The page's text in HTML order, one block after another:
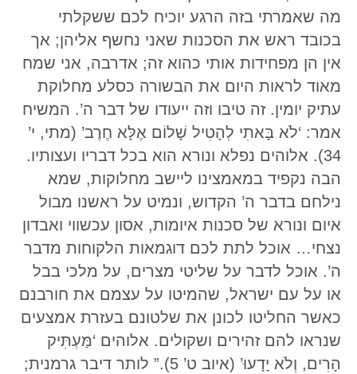
מה שאמרתי בזה הרגע יוכיח לכם ששקלתי
בכובד ראש את הסכנות שאני נחשף אליהן; אך
אין הן מפחידות אותי כהוא זה; אדרבה, אני שמח
מאוד לראות היום את הבשורה כסלע מחלוקת
עתיק יומין. זה טיבו וזה ייעודו של דבר ה’. המשיח
אמר: ‘לֹא בָּאתִי לְהָטִיל שָׁלוֹם אֶלָּא חֶרֶב’ (מתי, י’
34). אלוהים נפלא ונורא הוא בכל דבריו ועצותיו.
הבה נקפיד במאמצינו ליישב מחלוקות, שמא
נילחם בדבר ה’ הקדוש, ונמיט על ראשנו מבול
איום ונורא של סכנות איומות, אסון עכשווי ואבדון
נצחי… אוכל לתת לכם דוגמאות הלקוחות מדבר
ה’. אוכל לדבר על שליטי מצרים, על מלכי בבל
או על עם ישראל, שהמיטו על עצמם את חורבנם
כאשר החליטו לכונן את שלטונם בעזרת אמצעים
שנראו להם זהירים ושקולים. אלוהים ‘מַּעְתִּיק
הָרִים, וְלֹא יָדָעוּ’ (איוב ט’ 5).” לותר דיבר גרמנית;